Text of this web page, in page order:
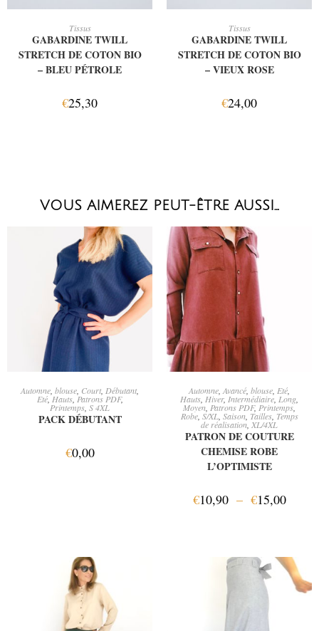
Tissus
GABARDINE TWILL
STRETCH DE COTON BIO
– BLEU PÉTROLE
€25,30
Tissus
GABARDINE TWILL
STRETCH DE COTON BIO
– VIEUX ROSE
€24,00
VOUS AIMEREZ PEUT-ÊTRE AUSSI…
AJOUTER AU PANIER
Automne blouse Court Débutant
Eté,Hauts, Patrons PDF,
Printemps S 4XL
PACK DÉBUTANT
€0,00
CHOIX DES OPTIONS
Automne Avancé blouse Eté
Hauts Hiver, Intermédiaire Long
Moyen Patrons PDF, Printemps,
Robe, S/XL, Saison, Tailles, Temps
de réalisation XL/4XL
PATRON DE COUTURE
CHEMISE ROBE
L’OPTIMISTE
€10,90 – €15,00